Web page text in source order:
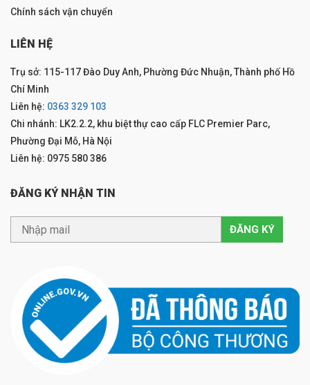
Chính sách vận chuyển
LIÊN HỆ
Trụ sở: 115-117 Đào Duy Anh, Phường Đức Nhuận, Thành phố Hồ
Chí Minh
Liên hệ: 0363 329 103
Chi nhánh: LK2.2.2, khu biệt thự cao cấp FLC Premier Parc,
Phường Đại Mỗ, Hà Nội
Liên hệ: 0975 580 386
ĐĂNG KÝ NHẬN TIN